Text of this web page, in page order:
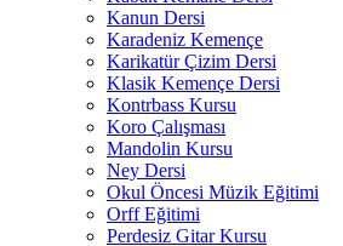
Kanun Dersi
Karadeniz Kemençe
Karikatür Çizim Dersi
Klasik Kemençe Dersi
Kontrbass Kursu
Koro Çalışması
Mandolin Kursu
Ney Dersi
Okul Öncesi Müzik Eğitimi
Orff Eğitimi
Perdesiz Gitar Kursu